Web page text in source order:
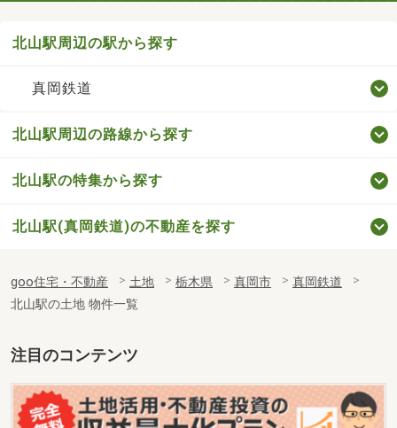
北山駅周辺の駅から探す
真岡鉄道
北山駅周辺の路線から探す
北山駅の特集から探す
北山駅(真岡鉄道)の不動産を探す
goo住宅・不動産 土地 栃木県 真岡市
真岡鉄道
北山駅の土地 物件一覧
注目のコンテンツ